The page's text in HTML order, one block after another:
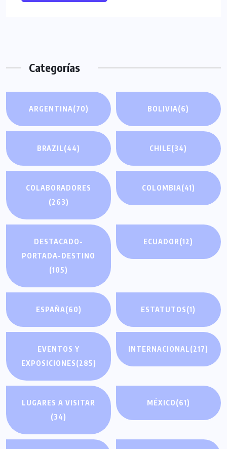
Categorías
ARGENTINA(70) BOLIVIA(6)
BRAZIL(44) CHILE(34)
COLABORADORES
(263)
COLOMBIA(41)
DESTACADO-
PORTADA-DESTINO
(105)
ECUADOR(12)
ESPAÑA(60) ESTATUTOS(1)
EVENTOS Y
EXPOSICIONES(285)
INTERNACIONAL(217)
LUGARES A VISITAR
(34)
MÉXICO(61)